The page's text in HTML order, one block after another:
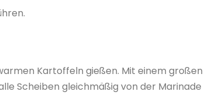
Kartoffeln gießen. Mit einem großen
Scheiben gleichmäßig von der Marinade